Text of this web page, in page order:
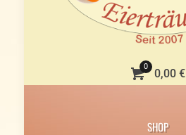
0
0,00 €
SHOP